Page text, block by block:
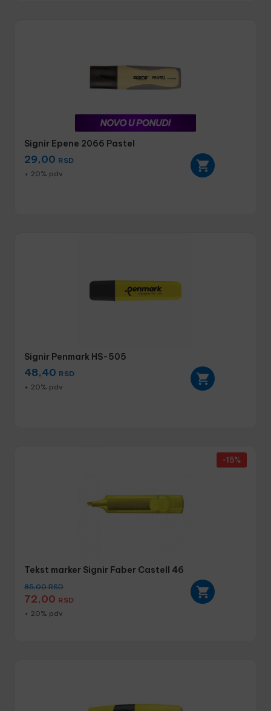
Signir Epene 2066 Pastel
29,00 RSD
+ 20% pdv
Signir Penmark HS-505
48,40 RSD
+ 20% pdv
Tekst marker Signir Faber Castell 46
85,00RSD
72,00 RSD
-15%
+ 20% pdv